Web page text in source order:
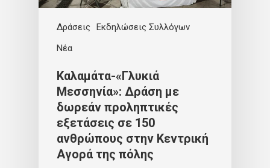
Δράσεις
Εκδηλώσεις Συλλόγων
Νέα
Καλαμάτα-«Γλυκιά
Μεσσηνία»: Δράση με
δωρεάν προληπτικές
εξετάσεις σε 150
ανθρώπους στην Κεντρική
Αγορά της πόλης